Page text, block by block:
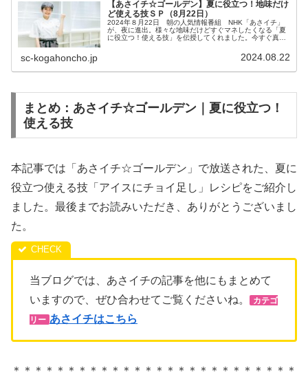
【あさイチ☆ゴールデン】夏に役立つ！地味だけ
ど使える技ＳＰ（8月22日）
2024年８月22日 朝の人気情報番組 NHK「あさイチ」
が、夜に進出。様々な地味だけどすぐマネしたくなる「夏
に役立つ！使える技」を伝授してくれました。今すぐ真似
sc-kogahoncho.jp 2024.08.22
まとめ：あさイチ☆ゴールデン｜夏に役立つ！
使える技
本記事では「あさイチ☆ゴールデン」で放送された、夏に
役立つ使える技「アイスにチョイ足し」レシピをご紹介し
ました。最後までお読みいただき、ありがとうございまし
た。
当ブログでは、あさイチの記事を他にもまとめて
いますので、ぜひ合わせてご覧くださいね。
カテゴ
リー あさイチはこちら
＊＊＊＊＊＊＊＊＊＊＊＊＊＊＊＊＊＊＊＊＊＊＊＊＊＊